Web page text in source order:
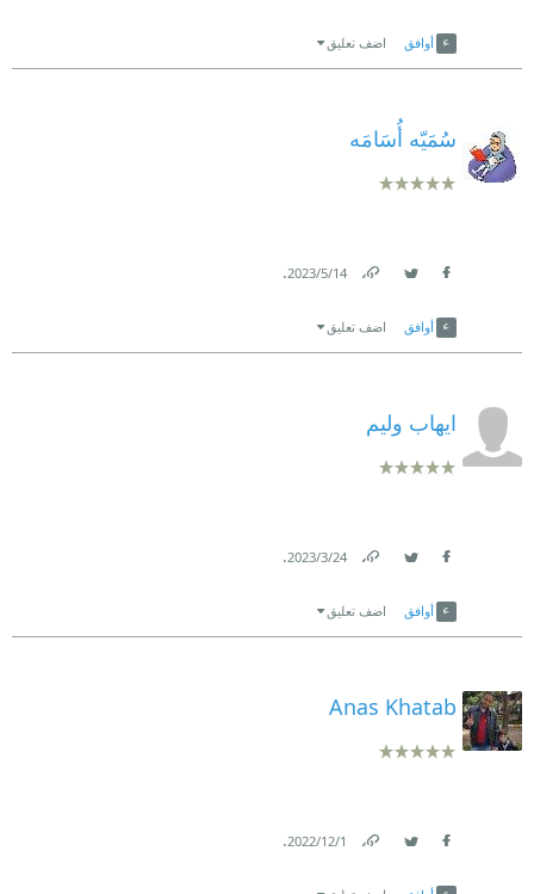
أوافق اضف تعليق
سُمَيّه أُسَامَه
14‏/5‏/2023
.
أوافق اضف تعليق
ايهاب وليم
24‏/3‏/2023
.
أوافق اضف تعليق
Anas Khatab
1‏/12‏/2022
.